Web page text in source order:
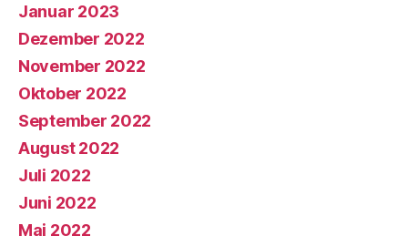
Januar 2023
Dezember 2022
November 2022
Oktober 2022
September 2022
August 2022
Juli 2022
Juni 2022
Mai 2022